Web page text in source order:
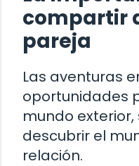
compartir
pareja
Las aventuras
oportunidades
mundo
descubrir el
relación.